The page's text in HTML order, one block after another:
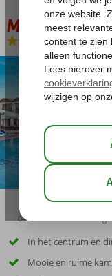
Minamark
All Inclusive
04:50
In het centrum en
Mooie en ruime